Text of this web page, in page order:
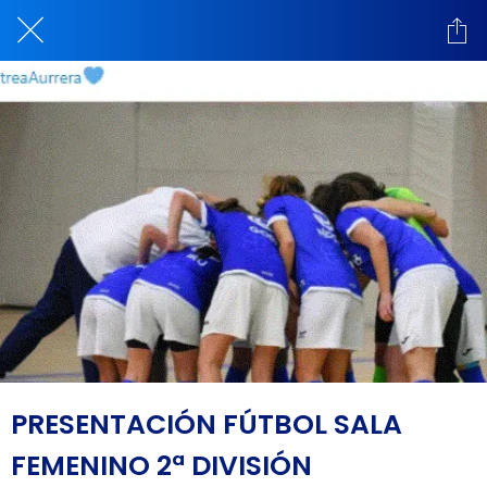
PRESENTACIÓN FÚTBOL SALA
FEMENINO 2ª DIVISIÓN